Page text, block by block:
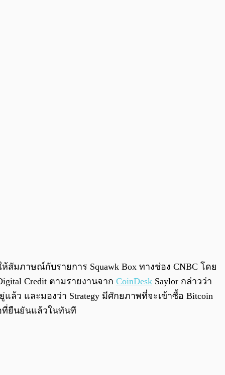
สัมภาษณ์กับรายการ Squawk Box ทางช่อง CNBC โดย
Credit ตามรายงานจาก CoinDesk Saylor กล่าวว่า
ว และมองว่า Strategy มีศักยภาพที่จะเข้าซื้อ Bitcoin
ที่ยืนยันแล้วในทันที